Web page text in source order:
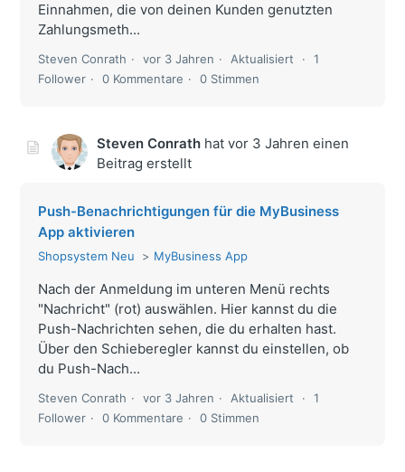
Einnahmen, die von deinen Kunden genutzten
Zahlungsmeth...
Steven Conrath vor 3 Jahren Aktualisiert
1
Follower
0 Kommentare 0 Stimmen
Steven Conrath hatvor 3 Jahren einen
Beitrag erstellt
Push-Benachrichtigungen für die MyBusiness
App aktivieren
Shopsystem Neu MyBusiness App
Nach der Anmeldung im unteren Menü rechts
"Nachricht" (rot) auswählen. Hier kannst du die
Push-Nachrichten sehen, die du erhalten hast.
Über den Schieberegler kannst du einstellen, ob
du Push-Nach...
Steven Conrath vor 3 Jahren Aktualisiert
1
Follower
0 Kommentare 0 Stimmen